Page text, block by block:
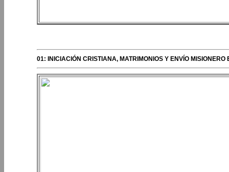
01: INICIACIÓN CRISTIANA, MATRIMONIOS Y ENVÍO